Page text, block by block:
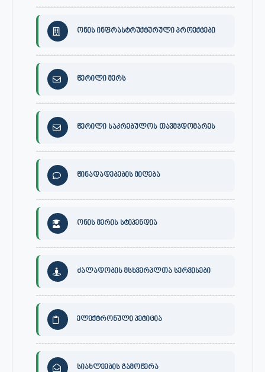
ონის ინფრასტრუქტურული პროექტები
წერილი მერს
წერილი საკრებულოს თავმჯდომარეს
წინადადებების მიღება
ონის მერის სტიპენდია
ძალადობის მსხვერპლთა სერვისები
ელექტრონული პეტიცია
სიახლეების გამოწერა